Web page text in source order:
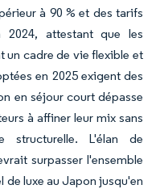
à 90 % et des tarifs
2024, attestant que les
un cadre de vie flexible et
en 2025 exigent des
en séjour court dépasse
à affiner leur mix sans
structurelle. L'élan de
surpasser l'ensemble
luxe au Japon jusqu'en